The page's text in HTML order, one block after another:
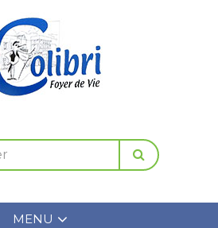
MENU